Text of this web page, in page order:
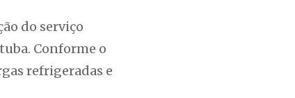
do serviço
Conforme o
refrigeradas e